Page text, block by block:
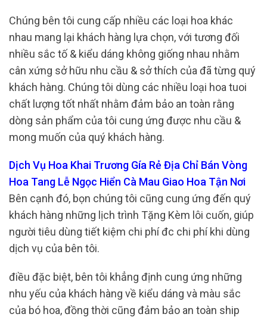
Chúng bên tôi cung cấp nhiều các loại hoa khác
nhau mang lại khách hàng lựa chọn, với tương đối
nhiều sắc tố & kiểu dáng không giống nhau nhằm
cân xứng sở hữu nhu cầu & sở thích của đã từng quý
khách hàng. Chúng tôi dùng các nhiều loại hoa tuoi
chất lượng tốt nhất nhằm đảm bảo an toàn rằng
dòng sản phẩm của tôi cung ứng được nhu cầu &
mong muốn của quý khách hàng.
Dịch Vụ Hoa Khai Trương Gía Rẻ Địa Chỉ Bán Vòng
Hoa Tang Lễ Ngọc Hiển Cà Mau Giao Hoa Tận Nơi
Bên cạnh đó, bọn chúng tôi cũng cung ứng đến quý
khách hàng những lịch trình Tặng Kèm lôi cuốn, giúp
người tiêu dùng tiết kiệm chi phí đc chi phí khi dùng
dịch vụ của bên tôi.
điều đặc biệt, bên tôi khẳng định cung ứng những
nhu yếu của khách hàng về kiểu dáng và màu sắc
của bó hoa, đồng thời cũng đảm bảo an toàn ship